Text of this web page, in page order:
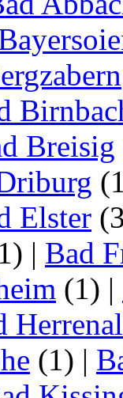
Breisig
Elster
| Bad
(1) |
(1) |